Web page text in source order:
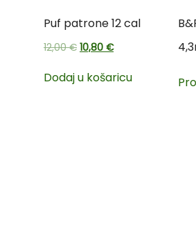
Puf patrone 12 cal
12,00€ 10,80 €
Dodaj u košaricu